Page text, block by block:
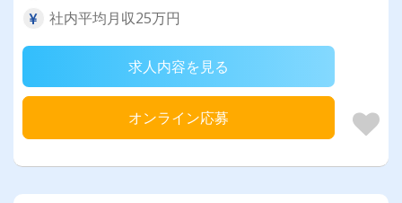
社内平均月収25万円
求人内容を見る
オンライン応募